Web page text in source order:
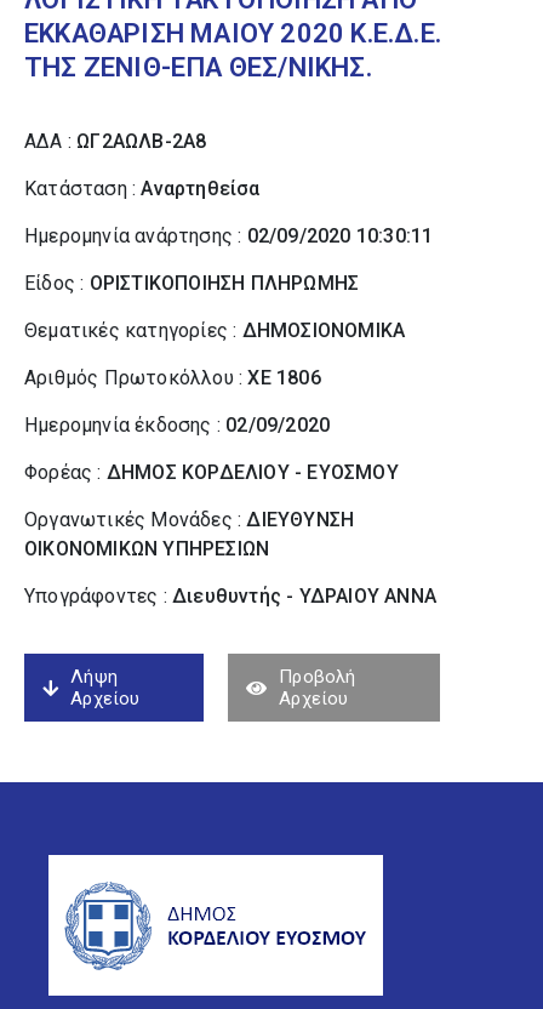
ΕΚΚΑΘΑΡΙΣΗ ΜΑΙΟΥ 2020 Κ.Ε.Δ.Ε.
ΤΗΣ ΖΕΝΙΘ-ΕΠΑ ΘΕΣ/ΝΙΚΗΣ.
ΑΔΑ : ΩΓ2ΑΩΛΒ-2Α8
Κατάσταση :Αναρτηθείσα
Ημερομηνία ανάρτησης : 02/09/2020 10:30:11
Είδος : ΟΡΙΣΤΙΚΟΠΟΙΗΣΗ ΠΛΗΡΩΜΗΣ
Θεματικές κατηγορίες : ΔΗΜΟΣΙΟΝΟΜΙΚΑ
Αριθμός Πρωτοκόλλου :ΧΕ 1806
Ημερομηνία έκδοσης : 02/09/2020
Φορέας : ΔΗΜΟΣ ΚΟΡΔΕΛΙΟΥ - ΕΥΟΣΜΟΥ
Οργανωτικές Μονάδες :ΔΙΕΥΘΥΝΣΗ
ΟΙΚΟΝΟΜΙΚΩΝ ΥΠΗΡΕΣΙΩΝ
Υπογράφοντες : Διευθυντής - ΥΔΡΑΙΟΥ ΑΝΝΑ
Λήψη
Αρχείου
Προβολή
Αρχείου